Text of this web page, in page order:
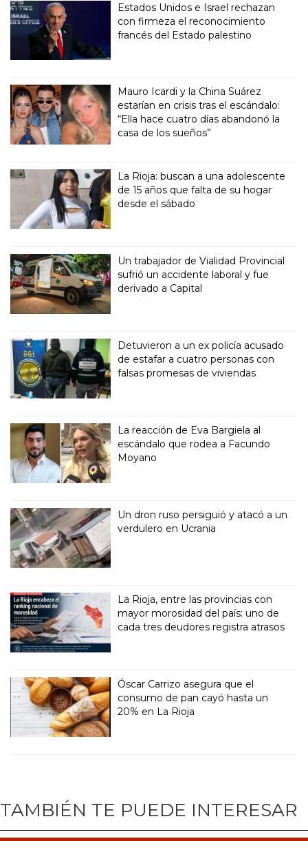
Estados Unidos e Israel rechazan
con firmeza el reconocimiento
francés del Estado palestino
Mauro Icardi y la China Suárez
estarían en crisis tras el escándalo:
“Ella hace cuatro días abandonó la
casa de los sueños”
La Rioja: buscan a una adolescente
de 15 años que falta de su hogar
desde el sábado
Un trabajador de Vialidad Provincial
sufrió un accidente laboral y fue
derivado a Capital
Detuvieron a un ex policía acusado
de estafar a cuatro personas con
falsas promesas de viviendas
La reacción de Eva Bargiela al
escándalo que rodea a Facundo
Moyano
Un dron ruso persiguió y atacó a un
verdulero en Ucrania
La Rioja, entre las provincias con
mayor morosidad del país: uno de
cada tres deudores registra atrasos
Óscar Carrizo asegura que el
consumo de pan cayó hasta un
20% en La Rioja
TAMBIÉN TE PUEDE INTERESAR